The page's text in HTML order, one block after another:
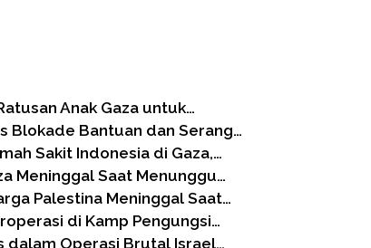
Anak Gaza untuk…
Blokade Bantuan dan Serang…
Sakit Indonesia di Gaza,…
Meninggal Saat Menunggu…
Palestina Meninggal Saat…
di Kamp Pengungsi…
dalam Operasi Brutal Israel…